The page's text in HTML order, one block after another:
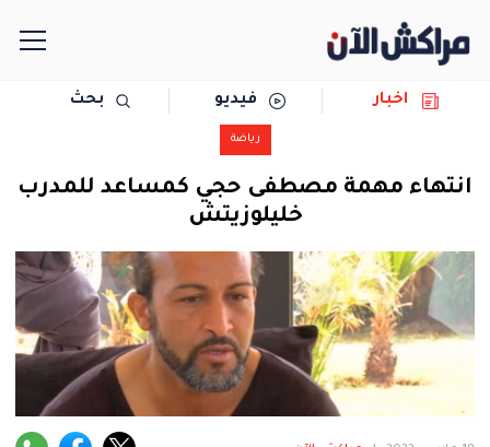
مجتمع
رياضة
حوادث
دولية
المرأة
اخبار فيديو بحث
رياضة
انتهاء مهمة مصطفى حجي كمساعد للمدرب
خليلوزيتش